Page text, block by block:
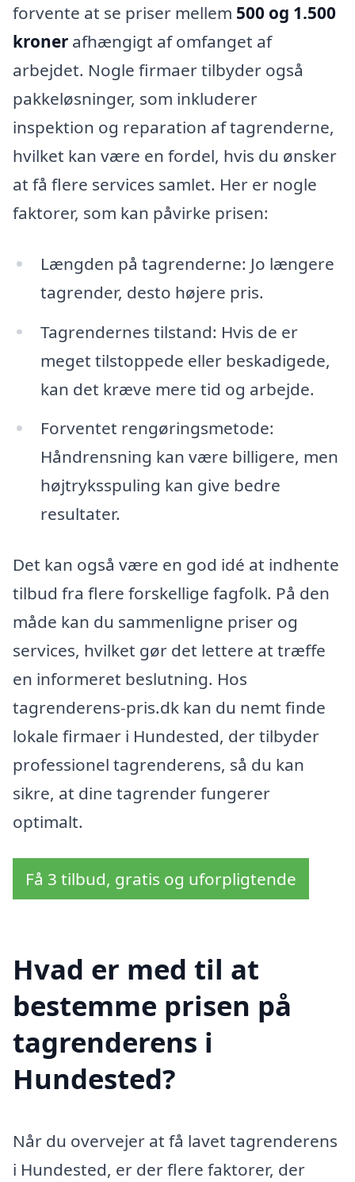
forvente at se priser mellem 500 og 1.500
kroner afhængigt af omfanget af
arbejdet. Nogle firmaer tilbyder også
pakkeløsninger, som inkluderer
inspektion og reparation af tagrenderne,
hvilket kan være en fordel, hvis du ønsker
at få flere services samlet. Her er nogle
faktorer, som kan påvirke prisen:
Længden på tagrenderne: Jo længere
tagrender, desto højere pris.
Tagrendernes tilstand: Hvis de er
meget tilstoppede eller beskadigede,
kan det kræve mere tid og arbejde.
Forventet rengøringsmetode:
Håndrensning kan være billigere, men
højtryksspuling kan give bedre
resultater.
Det kan også være en god idé at indhente
tilbud fra flere forskellige fagfolk. På den
måde kan du sammenligne priser og
services, hvilket gør det lettere at træffe
en informeret beslutning. Hos
tagrenderens-pris.dk kan du nemt finde
lokale firmaer i Hundested, der tilbyder
professionel tagrenderens, så du kan
sikre, at dine tagrender fungerer
optimalt.
Få 3 tilbud, gratis og uforpligtende
Hvad er med til at
bestemme prisen på
tagrenderens i
Hundested?
Når du overvejer at få lavet tagrenderens
i Hundested, er der flere faktorer, der